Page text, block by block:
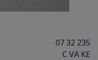
07 32 235
C VA KE